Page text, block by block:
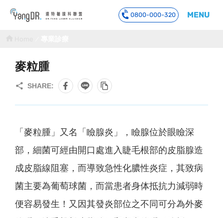
0800-000-320 MENU
麥粒腫
「麥粒腫」又名「瞼腺炎」，瞼腺位於眼瞼深
部，細菌可經由開口處進入睫毛根部的皮脂腺造
成皮脂線阻塞，而導致急性化膿性炎症，其致病
菌主要為葡萄球菌，而當患者身体抵抗力減弱時
便容易發生！又因其發炎部位之不同可分為外麥